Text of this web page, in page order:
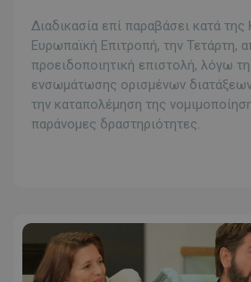
Διαδικασία επί παραβάσει κατά της
Ευρωπαϊκή Επιτροπή, την Τετάρτη,
προειδοποιητική επιστολή, λόγω
ενσωμάτωσης ορισμένων
την καταπολέμηση της
παράνομες δραστηριότητες.